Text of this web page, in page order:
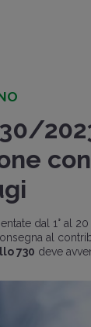
dal 1° al 20
al
730 deve